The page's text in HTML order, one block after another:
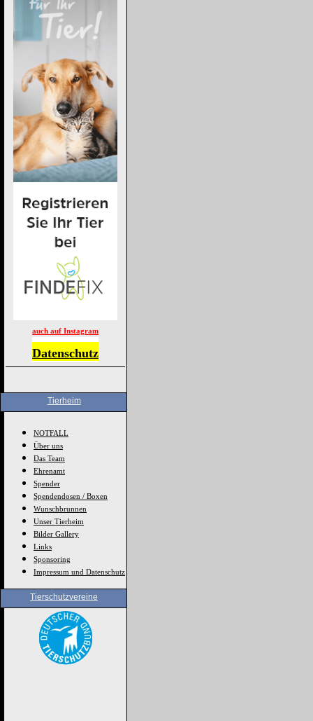
auch auf Instagram
Datenschutz
Tierheim
NOTFALL
Über uns
Das Team
Ehrenamt
Spender
Spendendosen / Boxen
Wunschbrunnen
Unser Tierheim
Bilder Gallery
Links
Sponsoring
Impressum und Datenschutz
Tierschutzvereine